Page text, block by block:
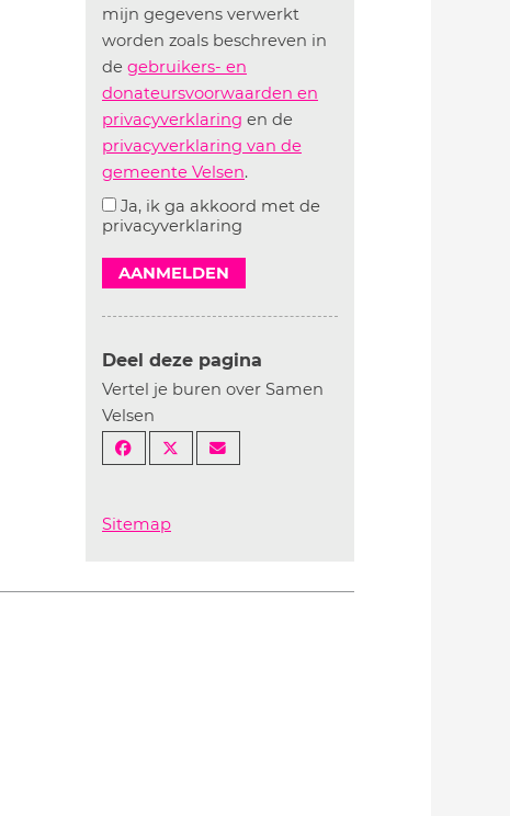
mijn gegevens verwerkt
worden zoals beschreven in
de gebruikers- en
donateursvoorwaarden en
privacyverklaring en de
privacyverklaring van de
gemeente Velsen.
Ja, ik ga akkoord met de
privacyverklaring
AANMELDEN
Deel deze pagina
Vertel je buren over Samen
Velsen
Sitemap